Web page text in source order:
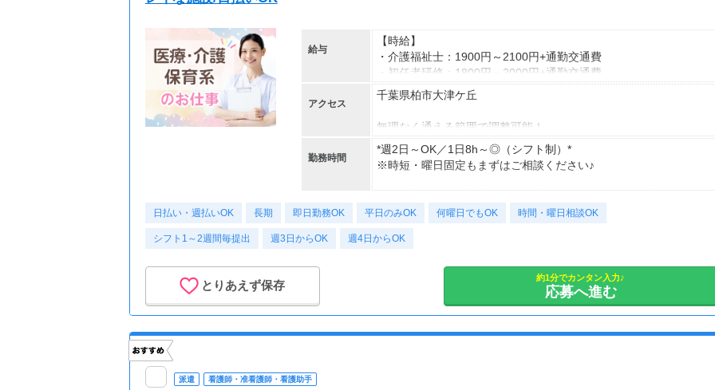
給与
【時給】
・介護福祉士：1900円～2100円+通勤交通費
・初任者研修：1800円～2000円+通勤交通費
・無資格：1500円～+通勤交通費
※22時～翌5時は別途深夜手当を支給
*＊嬉しい日払いOK*
研修期間も給与変動なし！
しっかり働く！週5フルタイムの場合
時給1800円×1日8時間×月22日＝31万6,800円
仕事以外の時間も確保＊週3日勤務の場合
時給1800円×1日8時間×月12日＝17万2,800円
時給2100円×1日8時間×月12日＝20万1,600円
アクセス
千葉県柏市大津ケ丘
無理なく通える範囲で調整可能！
※受動喫煙対策有（屋内禁煙）
ライフスタイルに合わせて通勤方法を選べる＊
マイカー・バイク・自転車での通勤も可能◎
勤務時間
*週2日～OK／1日8h～◎（シフト制）*
※時短・曜日固定もまずはご相談ください♪
早番 7:00～16:00（休憩1h）
遅番 11:00～20:00（休憩1h）
あなたにピッタリな働き方、一緒に相談しましょう！
日払い・週払いOK 長期 即日勤務OK 平日のみOK 何曜日でもOK 時間・曜日相談OK
シフト1～2週間毎提出 週3日からOK 週4日からOK
とりあえず保存
約1分でカンタン入力♪
応募へ進む
派遣 看護師・准看護師・看護助手